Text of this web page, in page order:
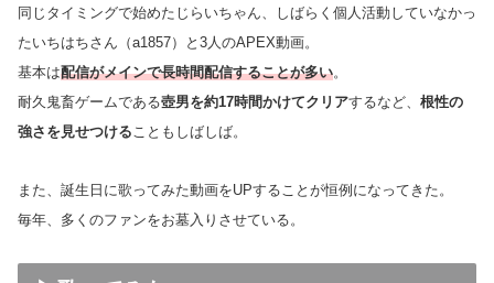
同じタイミングで始めたじらいちゃん、しばらく個人活動していなかっ
たいちはちさん（a1857）と3人のAPEX動画。
基本は配信がメインで長時間配信することが多い。
耐久鬼畜ゲームである壺男を約17時間かけてクリアするなど、 根性の
強さを見せつける こともしばしば。
また、誕生日に歌ってみた動画をUPすることが恒例になってきた。
毎年、多くのファンをお墓入りさせている。